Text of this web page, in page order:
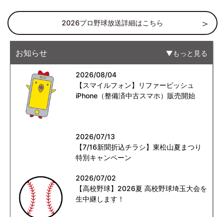
2026プロ野球放送詳細はこちら
お知らせ もっと見る
2026/08/04
【スマイルフォン】リファービッシュ
iPhone（整備済中古スマホ）販売開始
2026/07/13
【7/16新聞折込チラシ】東松山夏まつり
特別キャンペーン
2026/07/02
【高校野球】2026夏 高校野球埼玉大会を
生中継します！